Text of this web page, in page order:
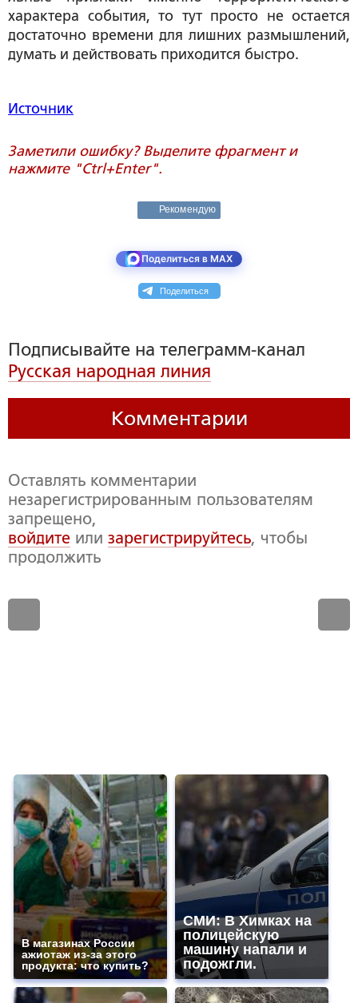
характера события, то тут просто не остается
достаточно времени для лишних размышлений,
думать и действовать приходится быстро.
Источник
Заметили ошибку? Выделите фрагмент и
нажмите "Ctrl+Enter".
Рекомендую
Поделиться в MAX
Поделиться
Подписывайте на телеграмм-канал
Русская народная линия
Комментарии
Оставлять комментарии
незарегистрированным пользователям
запрещено,
войдите или зарегистрируйтесь, чтобы
продолжить
В магазинах России
ажиотаж из-за этого
продукта: что купить?
СМИ: В Химках на
полицейскую
машину напали и
подожгли.